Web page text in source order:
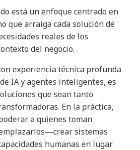
está un enfoque centrado en
que arraiga cada solución de
reales de los
del negocio.
experiencia técnica profunda
IA y agentes inteligentes, es
que sean tanto
En la práctica,
a quienes toman
sistemas
humanas en lugar